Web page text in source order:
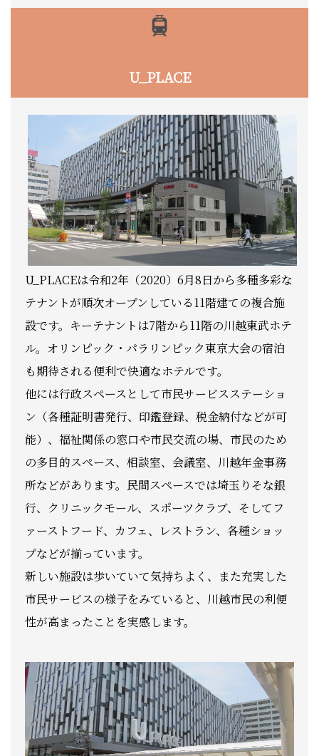
U_PLACE
U_PLACEは令和2年（2020）6月8日から多種多彩な
テナントが順次オープンしている11階建ての複合施
設です。キーテナントは7階から11階の川越東武ホテ
ル。オリンピック・パラリンピック東京大会の宿泊
も期待される便利で快適なホテルです。
他には行政スペースとして市民サービスステーショ
ン（各種証明書発行、印鑑登録、税金納付などが可
能）、福祉関係の窓口や市民交流の場、市民のため
の多目的スペース、相談室、会議室、川越年金事務
所などがあります。民間スペースでは埼玉りそな銀
行、クリニックモール、スポーツクラブ、そしてフ
ァーストフード、カフェ、レストラン、各種ショッ
プなどが揃っています。
新しい施設は歩いていて気持ちよく、また充実した
市民サービスの様子をみていると、川越市民の利便
性が高まったことを実感します。